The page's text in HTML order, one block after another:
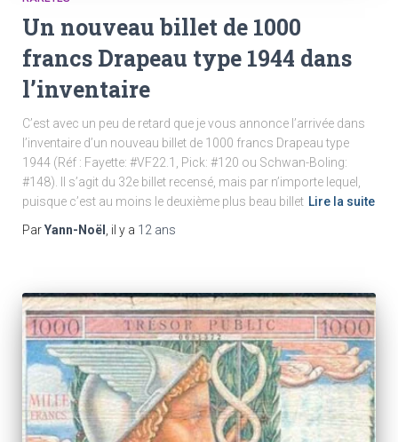
Un nouveau billet de 1000
francs Drapeau type 1944 dans
l’inventaire
C’est avec un peu de retard que je vous annonce l’arrivée dans
l’inventaire d’un nouveau billet de 1000 francs Drapeau type
1944 (Réf : Fayette: #VF22.1, Pick: #120 ou Schwan-Boling:
#148). Il s’agit du 32e billet recensé, mais par n’importe lequel,
puisque c’est au moins le deuxième plus beau billet Lire la suite
ParYann-Noël , il y a 12 ans